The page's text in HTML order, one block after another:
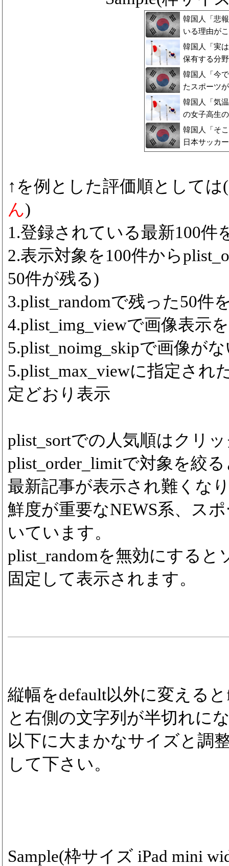
韓国人「悲
いる理由が
ンスが…（ﾌ
韓国人「実
保有する分
ない…（ﾌﾞﾙ
韓国人「今
たスポーツ
け…（ﾌﾞﾙﾌﾞ
韓国人「気
の女子高生
ﾙﾌﾞﾙ」＝韓
韓国人「そ
日本サッカ
ファンが落
↑を例とした評価順としては(
ん)
1.登録されている最新100件
2.表示対象を100件から
50件が残る)
3.plist_randomで残った50件
4.plist_img_viewで画像表示
5.plist_noimg_skipで画像が
5.plist_max_viewに指定さ
定どおり表示
plist_sortでの人気順はクリ
plist_order_limitで対象を絞
最新記事が表示され難くな
鮮度が重要なNEWS系、ス
いています。
plist_randomを無効にする
固定して表示されます。
縦幅をdefault以外に変える
と右側の文字列が半切れに
以下に大まかなサイズと調
して下さい。
Sample(枠サイズ iPad mini